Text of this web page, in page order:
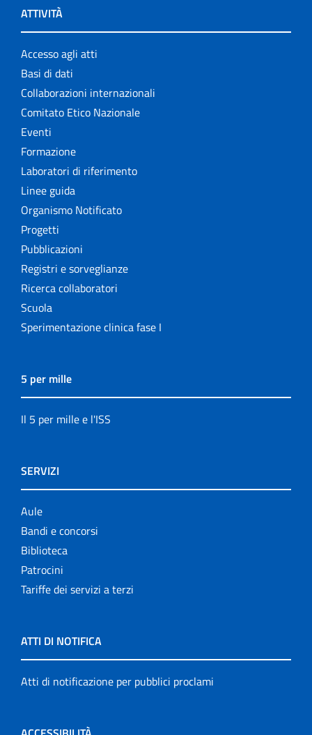
ATTIVITÀ
Accesso agli atti
Basi di dati
Collaborazioni internazionali
Comitato Etico Nazionale
Eventi
Formazione
Laboratori di riferimento
Linee guida
Organismo Notificato
Progetti
Pubblicazioni
Registri e sorveglianze
Ricerca collaboratori
Scuola
Sperimentazione clinica fase I
5 per mille
Il 5 per mille e l'ISS
SERVIZI
Aule
Bandi e concorsi
Biblioteca
Patrocini
Tariffe dei servizi a terzi
ATTI DI NOTIFICA
Atti di notificazione per pubblici proclami